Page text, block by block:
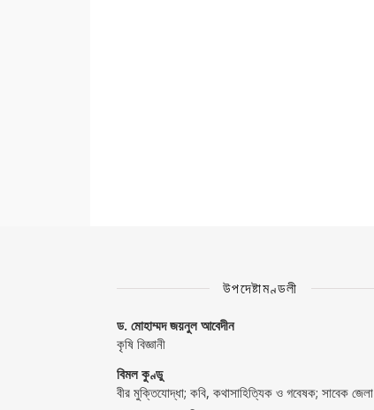
উপদেষ্টামণ্ডলী
ড. মোহাম্মদ জয়নুল আবেদীন
কৃষি বিজ্ঞানী
বিমল কুণ্ডু
বীর মুক্তিযোদ্ধা; কবি, কথাসাহিত্যিক ও গবেষক; সাবেক জেলা